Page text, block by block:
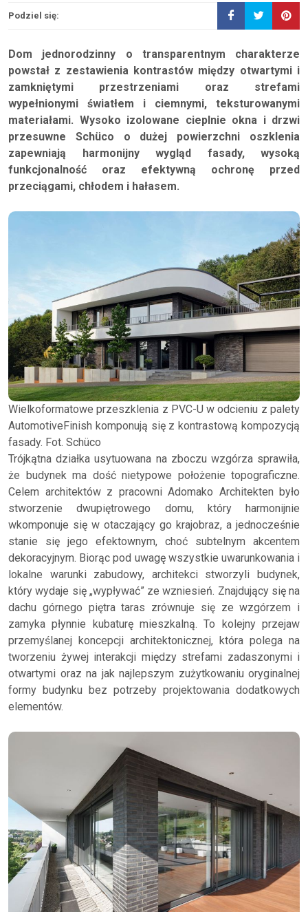
Podziel się:
Dom jednorodzinny o transparentnym charakterze
powstał z zestawienia kontrastów między otwartymi i
zamkniętymi przestrzeniami oraz strefami
wypełnionymi światłem i ciemnymi, teksturowanymi
materiałami. Wysoko izolowane cieplnie okna i drzwi
przesuwne Schüco o dużej powierzchni oszklenia
zapewniają harmonijny wygląd fasady, wysoką
funkcjonalność oraz efektywną ochronę przed
przeciągami, chłodem i hałasem.
Wielkoformatowe przeszklenia z PVC-U w odcieniu z palety
AutomotiveFinish komponują się z kontrastową kompozycją
fasady. Fot. Schüco
Trójkątna działka usytuowana na zboczu wzgórza sprawiła,
że budynek ma dość nietypowe położenie topograficzne.
Celem architektów z pracowni Adomako Architekten było
stworzenie dwupiętrowego domu, który harmonijnie
wkomponuje się w otaczający go krajobraz, a jednocześnie
stanie się jego efektownym, choć subtelnym akcentem
dekoracyjnym. Biorąc pod uwagę wszystkie uwarunkowania i
lokalne warunki zabudowy, architekci stworzyli budynek,
który wydaje się „wypływać” ze wzniesień. Znajdujący się na
dachu górnego piętra taras zrównuje się ze wzgórzem i
zamyka płynnie kubaturę mieszkalną. To kolejny przejaw
przemyślanej koncepcji architektonicznej, która polega na
tworzeniu żywej interakcji między strefami zadaszonymi i
otwartymi oraz na jak najlepszym zużytkowaniu oryginalnej
formy budynku bez potrzeby projektowania dodatkowych
elementów.